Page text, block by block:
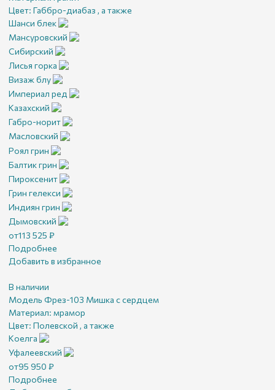
Цвет: Габбро-диабаз , а также
Шанси блек
Мансуровский
Сибирский
Лисья горка
Визаж блу
Империал ред
Казахский
Габро-норит
Масловский
Роял грин
Балтик грин
Пироксенит
Грин гелекси
Индиян грин
Дымовский
от113 525 ₽
Подробнее
Добавить в избранное
В наличии
Модель Фрез-103 Мишка с сердцем
Материал: мрамор
Цвет: Полевской , а также
Коелга
Уфалеевский
от95 950 ₽
Подробнее